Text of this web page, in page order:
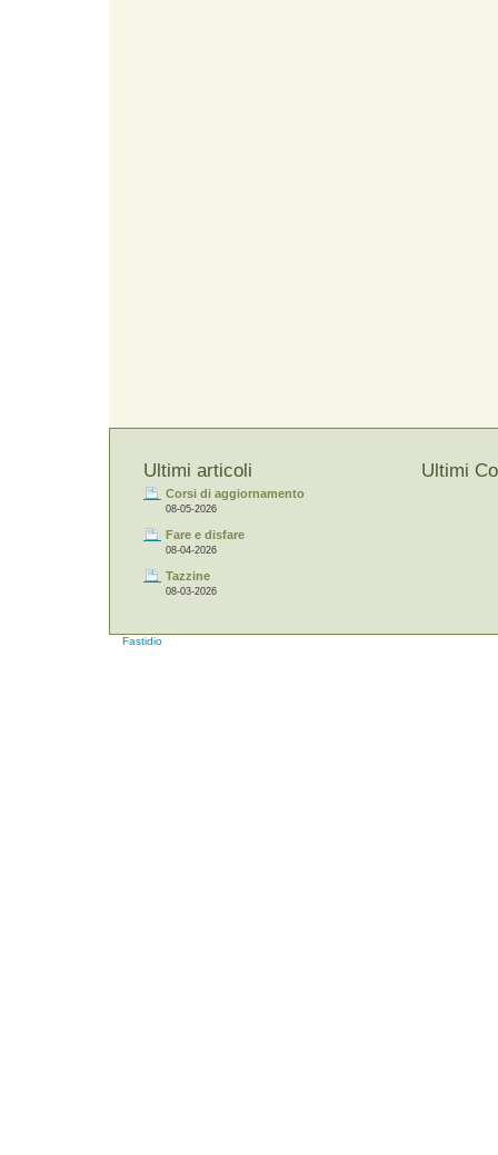
Ultimi articoli
Corsi di aggiornamento
08-05-2026
Fare e disfare
08-04-2026
Tazzine
08-03-2026
Ultimi
Fastidio